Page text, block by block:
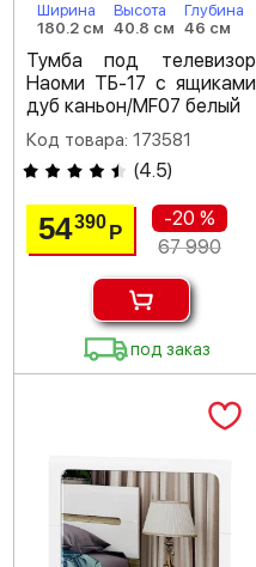
Ширина
180.2 см
Высота
40.8 см
Глубина
46 см
Тумба под телевизор
Наоми ТБ-17 с ящиками
дуб каньон/MF07 белый
Код товара: 173581
(4.5)
54390Р
-20 %
67 990
под заказ